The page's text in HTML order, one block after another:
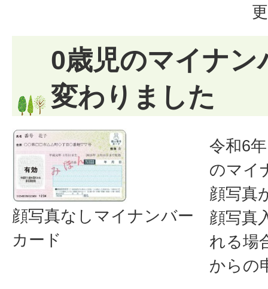
0歳児のマイナン
変わりました
顔写真なしマイナンバー
カード
令和6
のマイ
顔写真
顔写真
れる場
からの